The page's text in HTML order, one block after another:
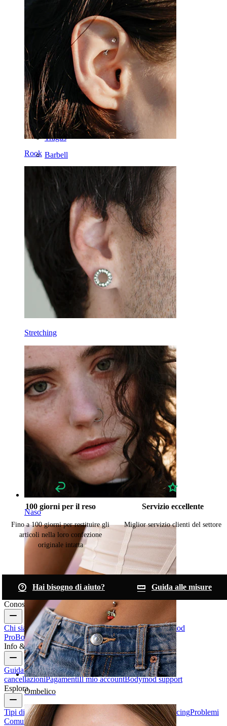
Rook
Stretching
Naso
Ombelico
Orecchio
Oro 14K
Fake piercing
Labret
Lingua
Naso
Tragus
Barbell
Daith
Ferri di cavallo
Attrezzi
Titanio
100 giorni per il reso
Fino a 100 giorni per restituire gli
articoli nella loro confezione
originale intatta
Servizio eccellente
Miglior servizio clienti del settore
Hai bisogno di aiuto?
Guida alle misure
Conosci Bodymod
Chi siamoBlogTermini & condizioniContattaciBodymod
ProBodymod CreatorsRecensioni Bodymod
Info & Aiuto
Guida alle taglieTraccia il tuo ordineConsegnaResi &
cancellazioniPagamentiIl mio accountBodymod support
Esplora
Tipi di Gioielli da Piercing Materiali dei gioielli da piercingProblemi
Comuni Dei Piercing e Cura